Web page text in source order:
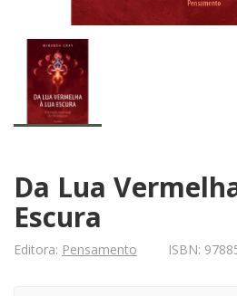
Da Lua
Escura
Editora: Pensamento ISBN: